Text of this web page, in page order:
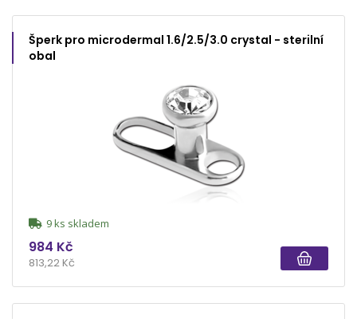
Šperk pro microdermal 1.6/2.5/3.0 crystal - sterilní
obal
9 ks skladem
984 Kč
813,22 Kč